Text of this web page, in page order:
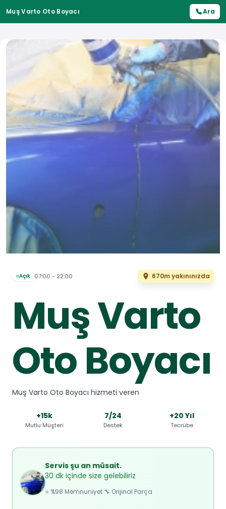
Muş Varto Oto Boyacı Ara
Açık 07:00 - 22:00 670m yakınınızda
Muş Varto
Oto Boyacı
Muş Varto Oto Boyacı hizmeti veren
+15k
Mutlu Müşteri
7/24
Destek
+20 Yıl
Tecrübe
Servis şu an müsait.
30 dk içinde size gelebiliriz
⭐ %98 Memnuniyet 🔧 Orijinal Parça